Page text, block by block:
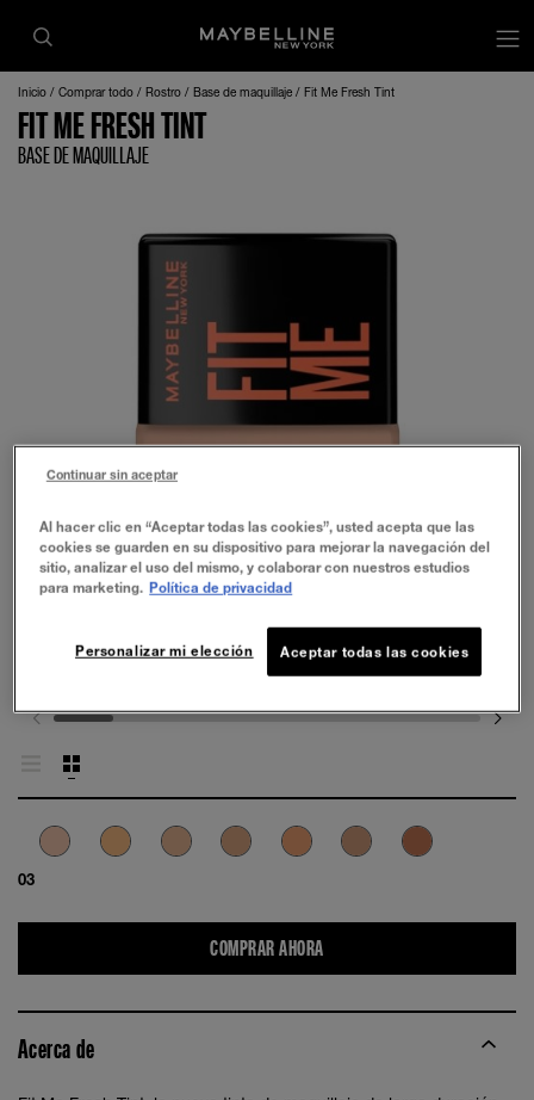
Inicio Comprar todo Rostro Base de maquillaje Fit Me Fresh Tint
FIT ME FRESH TINT
BASE DE MAQUILLAJE
03
PRUÉBALO
COMPRAR AHORA
Acerca de
Al hacer clic en “Aceptar todas las cookies”, usted acepta que las
cookies se guarden en su dispositivo para mejorar la navegación del
sitio, analizar el uso del mismo, y colaborar con nuestros estudios
para marketing. Política de privacidad
Aceptar todas las cookies
Personalizar mi elección
Continuar sin aceptar